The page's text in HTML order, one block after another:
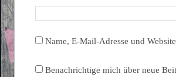
Name, E-Mail-Adresse und
Benachrichtige mich über neue